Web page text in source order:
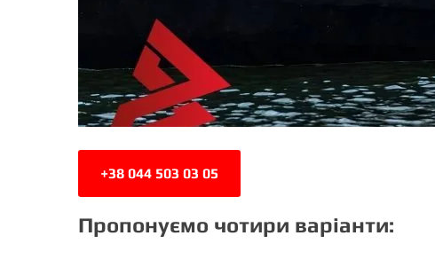
+38 044 503 03 05
Пропонуємо чотири варіанти: